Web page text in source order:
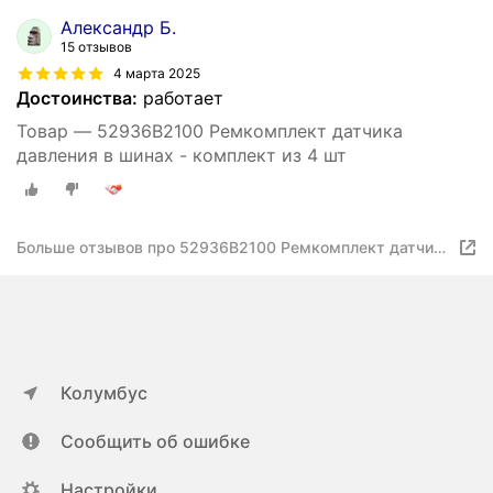
Александр Б.
15 отзывов
4 марта 2025
Достоинства: работает
Товар — 52936B2100 Ремкомплект датчика
давления в шинах - комплект из 4 шт
Больше отзывов про 52936B2100 Ремкомплект датчика
Колумбус
Сообщить об ошибке